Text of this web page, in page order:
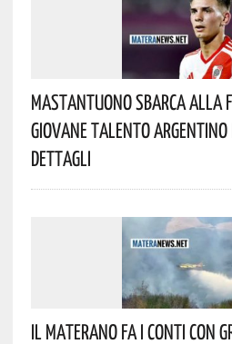
Mastantuono Sbarca Alla
Giovane Talento Argentino
Dettagli
Il Materano Fa I Conti Con